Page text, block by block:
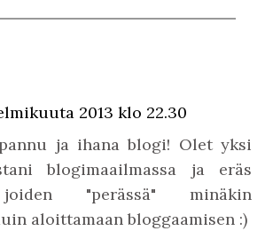
2013 klo 22.30
ja ihana blogi! Olet yksi
blogimaailmassa ja eräs
"perässä" minäkin
aloittamaan bloggaamisen :)